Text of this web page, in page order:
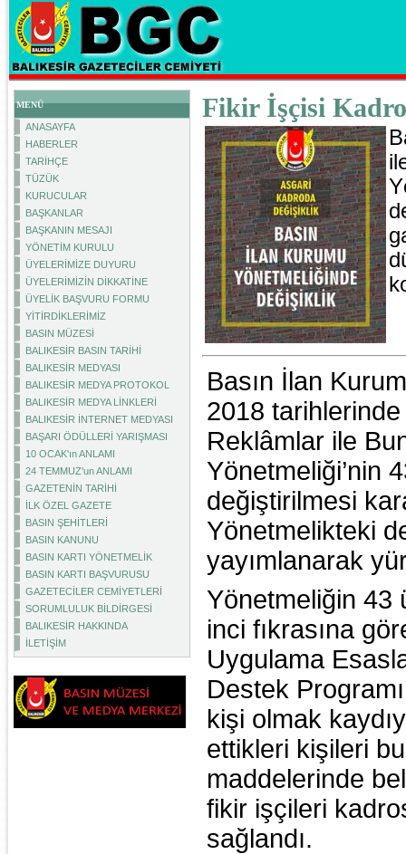
MENÜ
ANASAYFA
HABERLER
TARİHÇE
TÜZÜK
KURUCULAR
BAŞKANLAR
BAŞKANIN MESAJI
YÖNETİM KURULU
ÜYELERİMİZE DUYURU
ÜYELERİMİZİN DİKKATİNE
ÜYELİK BAŞVURU FORMU
YİTİRDİKLERİMİZ
BASIN MÜZESİ
BALIKESİR BASIN TARİHİ
BALIKESİR MEDYASI
BALIKESİR MEDYA PROTOKOL
BALIKESİR MEDYA LİNKLERİ
BALIKESİR İNTERNET MEDYASI
BAŞARI ÖDÜLLERİ YARIŞMASI
10 OCAK'ın ANLAMI
24 TEMMUZ'un ANLAMI
GAZETENİN TARİHİ
İLK ÖZEL GAZETE
BASIN ŞEHİTLERİ
BASIN KANUNU
BASIN KARTI YÖNETMELİK
BASIN KARTI BAŞVURUSU
GAZETECİLER CEMİYETLERİ
SORUMLULUK BİLDİRGESİ
BALIKESİR HAKKINDA
İLETİŞİM
Fikir İşçisi
Basın İlan
2018 tarihlerinde
Reklâmlar ile
Yönetmeliği’nin
değiştirilmesi
Yönetmelikteki
yayımlanarak
Yönetmeliğin 43
inci fıkrasına
Uygulama
Destek
kişi olmak
ettikleri kişileri
maddelerinde
fikir işçileri
sağlandı.